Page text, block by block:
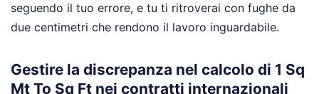
seguendo il tuo errore, e tu ti ritroverai con fughe da
due centimetri che rendono il lavoro inguardabile.
Gestire la discrepanza nel calcolo di 1 Sq
Mt To Sq Ft nei contratti internazionali